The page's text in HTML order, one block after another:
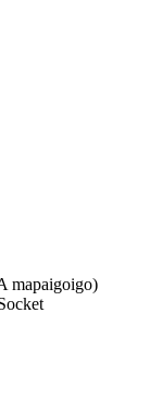
mapaigoigo)